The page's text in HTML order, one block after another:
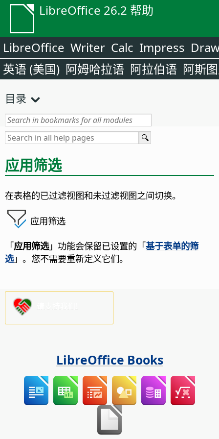
LibreOffice 26.2 帮助
LibreOffice Writer Calc Impress
英语 (美国) 阿姆哈拉语 阿拉伯语 阿斯
目录
应用筛选
在表格的已过滤视图和未过滤视图之间切换。
应用筛选
「应用筛选」功能会保留已设置的「基于表单的筛
选」。您不需要重新定义它们。
LibreOffice Books